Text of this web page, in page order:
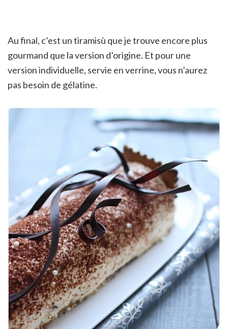
Au final, c’est un tiramisù que je trouve encore plus
gourmand que la version d’origine. Et pour une
version individuelle, servie en verrine, vous n’aurez
pas besoin de gélatine.